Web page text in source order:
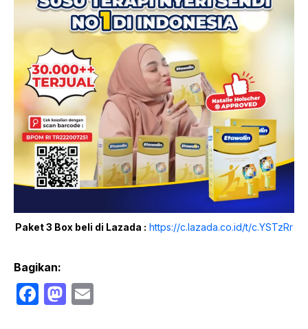
Paket 3 Box beli di Lazada : https://c.lazada.co.id/t/c.YSTzRr
Bagikan:
F
M